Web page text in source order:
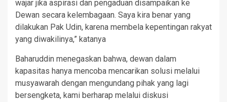
wajar jika aspirasi dan pengaduan disampaikan ke
Dewan secara kelembagaan. Saya kira benar yang
dilakukan Pak Udin, karena membela kepentingan rakyat
yang diwakilinya,” katanya
Baharuddin menegaskan bahwa, dewan dalam
kapasitas hanya mencoba mencarikan solusi melalui
musyawarah dengan mengundang pihak yang lagi
bersengketa, kami berharap melalui diskusi